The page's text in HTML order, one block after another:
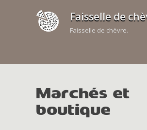
Faisselle de
Faisselle de chèvre.
Marchés et
boutique